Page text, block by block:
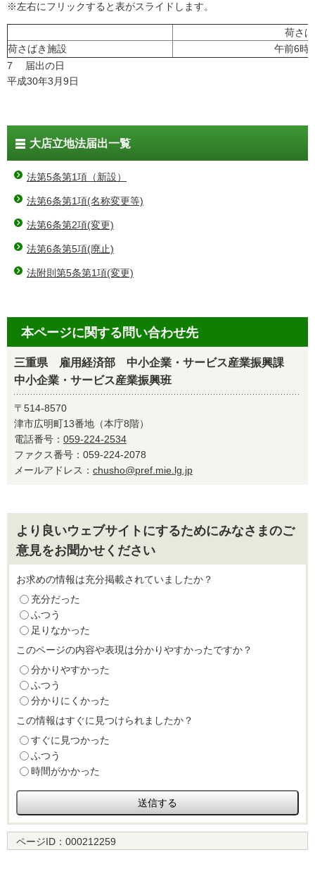
※左右にフリックすると表がスライドします。
荷さ
荷さばき施設
午前6時
7 届出の日
平成30年3月9日
大店立地法届出一覧
法第5条第1項（新設）
法第6条第1項(名称変更等)
法第6条第2項(変更)
法第6条第5項(廃止)
法附則第5条第1項(変更)
本ページに関する問い合わせ先
三重県 雇用経済部 中小企業・サービス産業振興課
中小企業・サービス産業振興班
〒514-8570
津市広明町13番地（本庁8階）
電話番号： 059-224-2534
ファクス番号：059-224-2078
メールアドレス： chusho@pref.mie.lg.jp
より良いウェブサイトにするためにみなさまのご
意見をお聞かせください
お求めの情報は充分掲載されていましたか？
充分だった
ふつう
足りなかった
このページの内容や表現は分かりやすかったですか？
分かりやすかった
ふつう
分かりにくかった
この情報はすぐに見つけられましたか？
すぐに見つかった
ふつう
時間がかかった
ページID： 000212259